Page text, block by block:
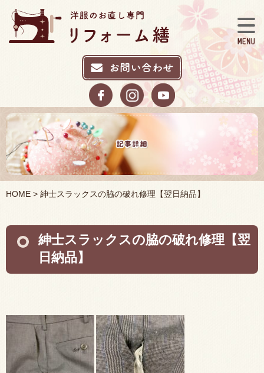
HOME > 紳士スラックスの脇の破れ修理【翌日納品】
紳士スラックスの脇の破れ修理【翌
日納品】